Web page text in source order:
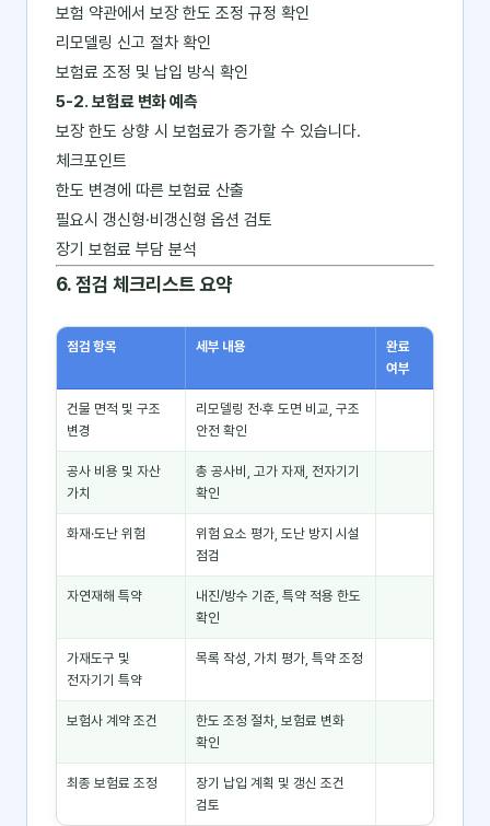
보험 약관에서 보장 한도 조정 규정 확인
리모델링 신고 절차 확인
보험료 조정 및 납입 방식 확인
5-2. 보험료 변화 예측
보장 한도 상향 시 보험료가 증가할 수 있습니다.
체크포인트
한도 변경에 따른 보험료 산출
필요시 갱신형·비갱신형 옵션 검토
장기 보험료 부담 분석
6. 점검 체크리스트 요약
점검 항목 세부 내용
완료
여부
건물 면적 및 구조
변경
리모델링 전·후 도면 비교, 구조
안전 확인
공사 비용 및 자산
가치
총 공사비, 고가 자재, 전자기기
확인
화재·도난 위험
위험 요소 평가, 도난 방지 시설
점검
자연재해 특약
내진/방수 기준, 특약 적용 한도
확인
가재도구 및
전자기기 특약
목록 작성, 가치 평가, 특약 조정
보험사 계약 조건
한도 조정 절차, 보험료 변화
확인
최종 보험료 조정
장기 납입 계획 및 갱신 조건
검토